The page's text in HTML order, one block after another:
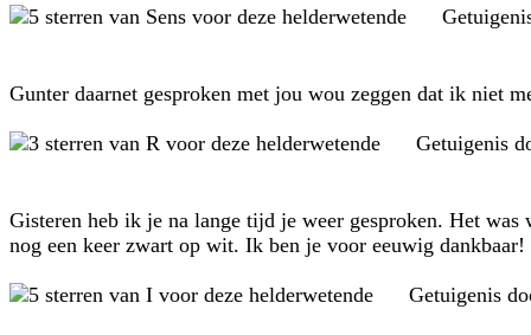
Gunter daarnet gesproken met jou wou zeggen dat ik niet
Getuigenis
Gisteren heb ik je na lange tijd je weer gesproken. Het
nog een keer zwart op wit. Ik ben je voor eeuwig
Getuigenis